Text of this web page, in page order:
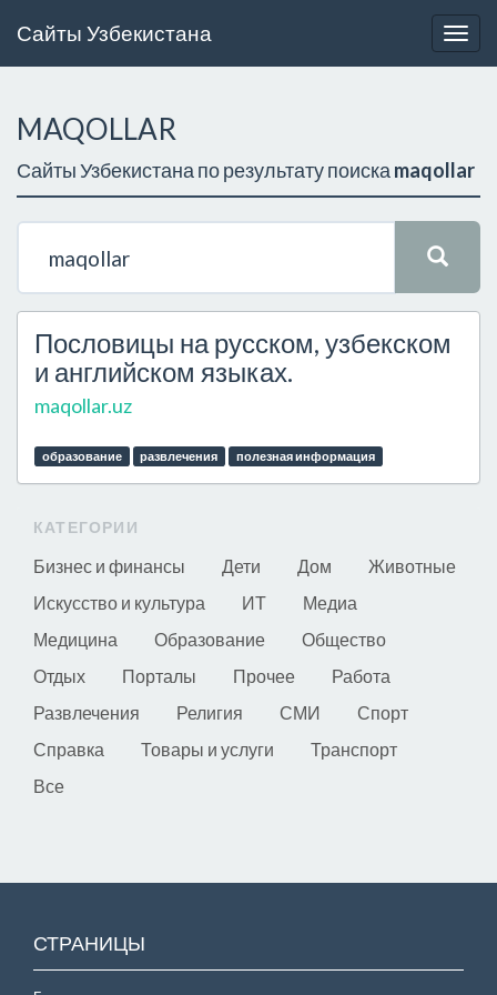
Сайты Узбекистана
MAQOLLAR
Сайты Узбекистана по результату поиска maqollar
Пословицы на русском, узбекском
и английском языках.
maqollar.uz
образование развлечения полезная информация
КАТЕГОРИИ
Бизнес и финансы Дети Дом
Животные
Искусство и культура
ИТ
Медиа
Медицина
Образование
Общество
Отдых
Порталы Прочее
Работа
Развлечения
Религия СМИ
Спорт
Справка
Товары и услуги
Транспорт
Все
СТРАНИЦЫ